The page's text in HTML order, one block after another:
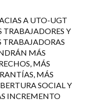
A UTO-UGT
TRABAJADORES Y
TRABAJADORAS
MÁS
MÁS
MÁS
SOCIAL Y
INCREMENTO